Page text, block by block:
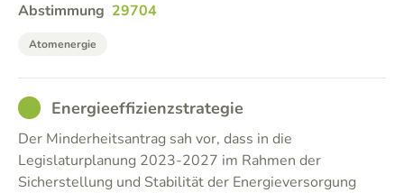
Abstimmung 29704
Atomenergie
GOODEnergieeffizienzstrategie
Der Minderheitsantrag sah vor, dass in die
Legislaturplanung 2023-2027 im Rahmen der
Sicherstellung und Stabilität der Energieversorgung